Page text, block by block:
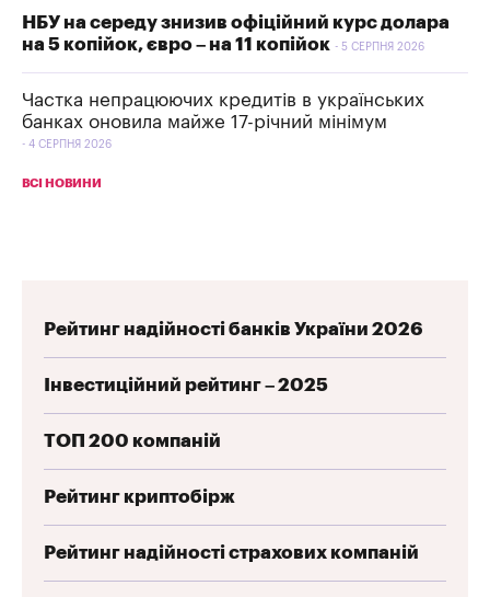
НБУ на середу знизив офіційний курс долара
на 5 копійок, євро – на 11 копійок
5 СЕРПНЯ 2026
Частка непрацюючих кредитів в українських
банках оновила майже 17-річний мінімум
4 СЕРПНЯ 2026
ВСІ НОВИНИ
Рейтинг надійності банків України 2026
Інвестиційний рейтинг – 2025
ТОП 200 компаній
Рейтинг криптобірж
Рейтинг надійності страхових компаній